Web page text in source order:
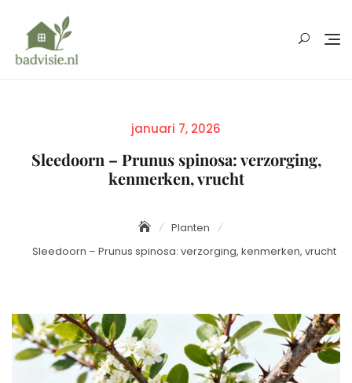
content
Posted
januari 7, 2026
Sleedoorn – Prunus spinosa: verzorging,
kenmerken, vrucht
Planten
Sleedoorn – Prunus spinosa: verzorging, kenmerken, vrucht